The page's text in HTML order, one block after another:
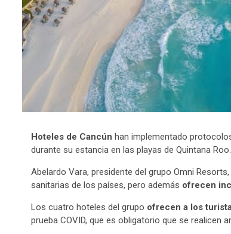
Hoteles de Cancún han implementado
durante su estancia en las playas de Quintana Roo.
Abelardo Vara, presidente del grupo Omni
sanitarias de los países, pero además ofrecen
Los cuatro hoteles del grupo ofrecen a los
prueba COVID, que es obligatorio que se realicen